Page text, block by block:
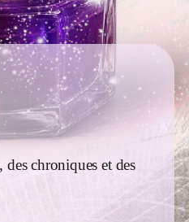
chroniques et des